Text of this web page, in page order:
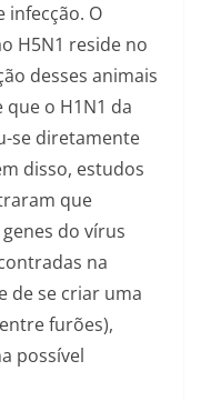
infecção. O
H5N1 reside no
desses animais
que o H1N1 da
se diretamente
disso, estudos
que
do vírus
na
de se criar uma
furões),
possível